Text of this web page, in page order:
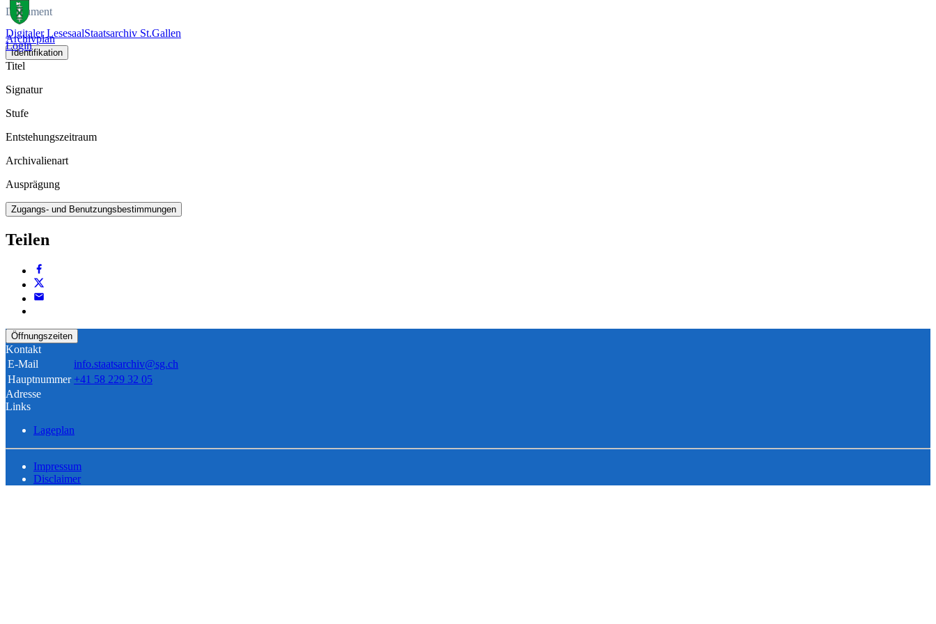
Digitaler LesesaalStaatsarchiv St.Gallen
Login
Dokument
Archivplan
Identifikation
Titel
Signatur
Stufe
Entstehungszeitraum
Archivalienart
Ausprägung
Zugangs- und Benutzungsbestimmungen
Teilen
Öffnungszeiten
Kontakt
E-Mail
info.staatsarchiv@sg.ch
Hauptnummer +41 58 229 32 05
Adresse
Links
Lageplan
Impressum
Disclaimer